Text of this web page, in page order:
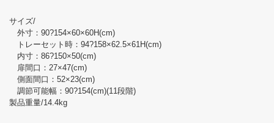
サイズ/
外寸：90?154×60×60H(cm)
トレーセット時：94?158×62.5×61H(cm)
内寸：86?150×50(cm)
扉間口：27×47(cm)
側面間口：52×23(cm)
調節可能幅：90?154(cm)(11段階)
製品重量/14.4kg